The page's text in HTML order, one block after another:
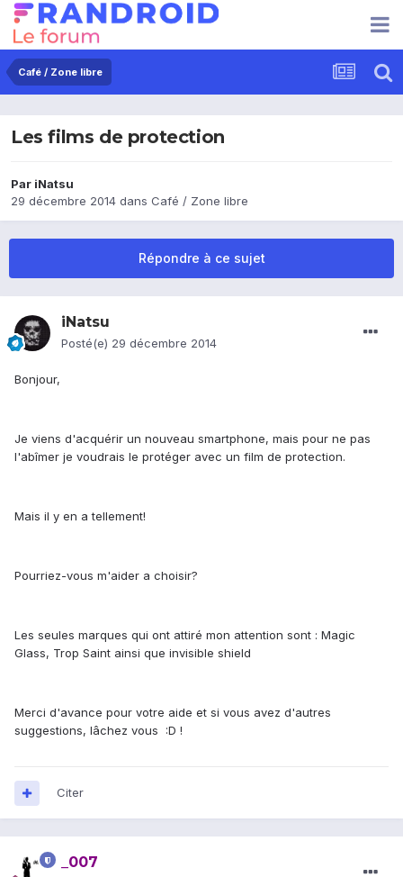
Café / Zone libre
Les films de protection
Par iNatsu
29 décembre 2014 dans Café / Zone libre
Répondre à ce sujet
iNatsu
Posté(e) 29 décembre 2014
Bonjour,
Je viens d'acquérir un nouveau smartphone, mais pour ne pas
l'abîmer je voudrais le protéger avec un film de protection.
Mais il y en a tellement!
Pourriez-vous m'aider a choisir?
Les seules marques qui ont attiré mon attention sont : Magic
Glass, Trop Saint ainsi que invisible shield
Merci d'avance pour votre aide et si vous avez d'autres
suggestions, lâchez vous :D !
Citer
_007